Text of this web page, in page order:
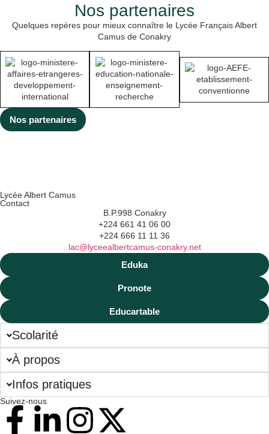
RINGUEDE, professeur
de SVT, plusieurs
cœurs ont été réalisés
Nos partenaires
Quelques repères pour mieux connaître le Lycée Français Albert
Camus de Conakry
Nos partenaires
Lycée Albert Camus
Contact
B.P.998 Conakry
+224 661 41 06 00
+224 666 11 11 36
lac@lyceealbertcamus-conakry.net
Eduka
Pronote
Educartable
Scolarité
À propos
Infos pratiques
Suivez-nous